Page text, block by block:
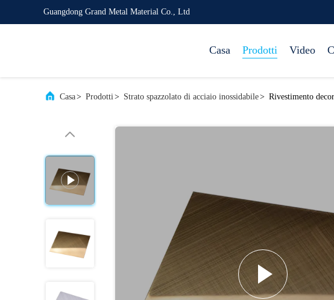
Guangdong Grand Metal Material Co., Ltd
Casa Prodotti Video
Casa> Prodotti> Strato spazzolato di acciaio inossidabile> Rivestimento